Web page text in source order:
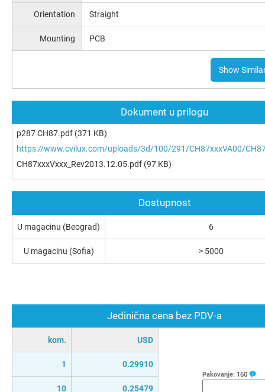
Orientation Straight
Mounting PCB
Show
Dokument u prilogu
p287 CH87.pdf (371 KB)
https://www.cvilux.com/uploads/3d/100/291/CH87xxxVA00/
CH87xxxVxxx_Rev2013.12.05.pdf (97 KB)
Jedinična cena bez PDV-a
kom. USD
1 0.29910
10 0.25479
Pakovanje: 160
Dostupnost
U magacinu (Beograd) 6
U magacinu (Sofia) > 5000